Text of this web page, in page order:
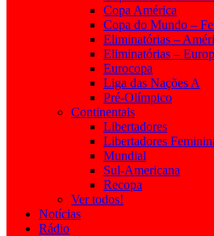
Copa América
Copa do Mundo –
Eliminatórias –
Eliminatórias –
Eurocopa
Liga das Nações A
Pré-Olímpico
Continentais
Libertadores
Libertadores
Mundial
Sul-Americana
Recopa
Ver todos!
Notícias
Rádio